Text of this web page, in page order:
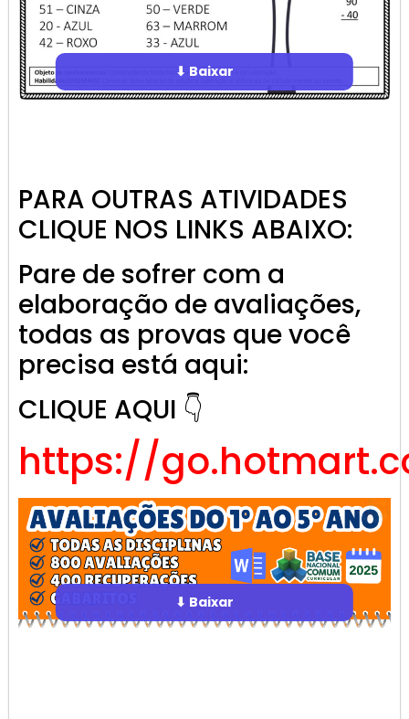
⬇ Baixar
PARA OUTRAS ATIVIDADES
CLIQUE NOS LINKS ABAIXO:
Pare de sofrer com a
elaboração de avaliações,
todas as provas que você
precisa está aqui:
CLIQUE AQUI 👇
https://
⬇ Baixar